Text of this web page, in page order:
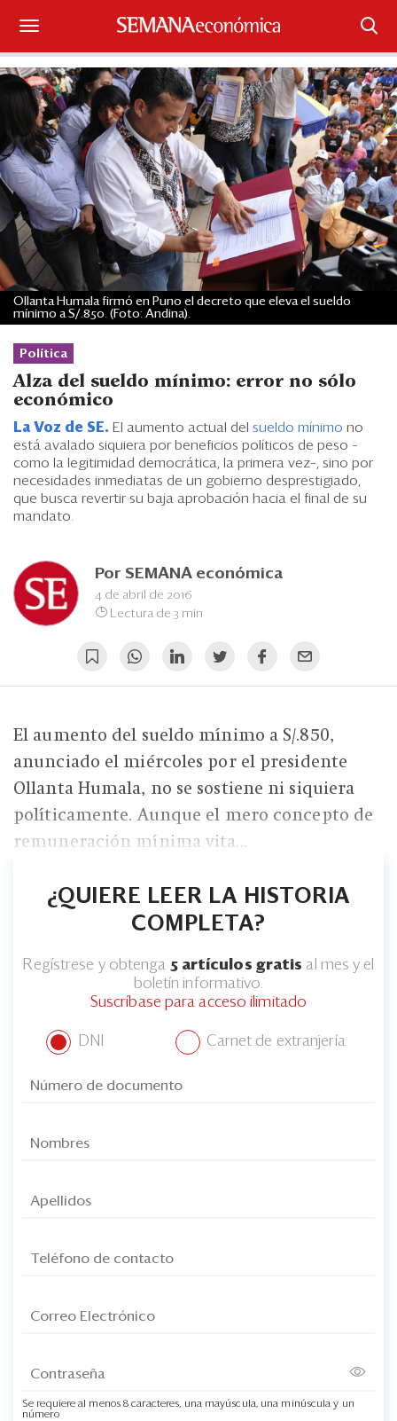
Suscríbase
Iniciar sesión
Portada
¿Qué está pasando?
Sectores y Empresas
Management
Economía y Finanzas
Legal y Política
Eventos
Blogs
Ranking CEO
Edición Impresa
Política
Alza del sueldo mínimo: error no sólo
económico
La Voz de SE. El aumento actual del sueldo mínimo no
está avalado siquiera por beneficios políticos de peso –
como la legitimidad democrática, la primera vez–, sino por
necesidades inmediatas de un gobierno desprestigiado,
que busca revertir su baja aprobación hacia el final de su
mandato.
Por SEMANA económica
4 de abril de 2016
Lectura de 3 min
Ollanta Humala firmó en Puno el decreto que eleva el sueldo
mínimo a S/.850. (Foto: Andina).
El aumento del sueldo mínimo a S/.850,
anunciado el miércoles por el presidente
Ollanta Humala, no se sostiene ni siquiera
políticamente. Aunque el mero concepto de
remuneración mínima vita...
¿QUIERE LEER LA HISTORIA
COMPLETA?
Regístrese y obtenga 5 artículos gratis al mes y el
boletín informativo.
Suscríbase para acceso ilimitado
DNI Carnet de extranjería
Se requiere al menos 8 caracteres, una mayúscula, una minúscula y un
número